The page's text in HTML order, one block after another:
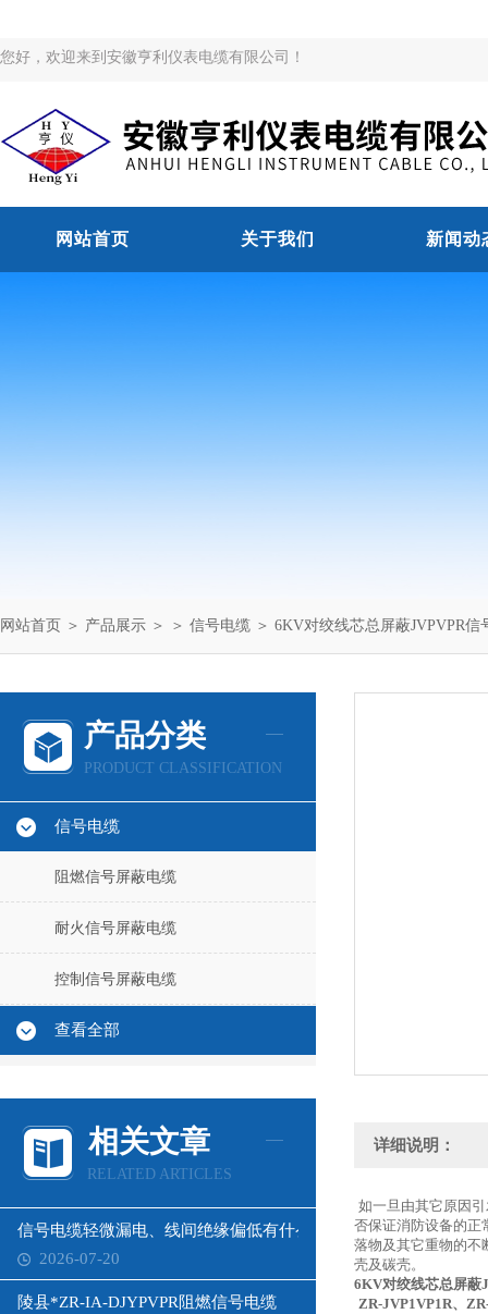
您好，欢迎来到安徽亨利仪表电缆有限公司！
网站首页 关于我们 新闻动
网站首页 ＞ 产品展示 ＞ ＞ 信号电缆 ＞ 6KV对绞线芯总屏蔽JVPVPR信
产品分类
PRODUCT CLASSIFICATION
信号电缆
阻燃信号屏蔽电缆
耐火信号屏蔽电缆
控制信号屏蔽电缆
查看全部
相关文章
RELATED ARTICLES
信号电缆轻微漏电、线间绝缘偏低有什么影响？
2026-07-20
陵县*ZR-IA-DJYPVPR阻燃信号电缆
详细说明：
如一旦由其它原因
否保证消防设备的正
落物及其它重物的不
壳及碳壳。
6KV对绞线芯总屏蔽
ZR-JVP1VP1R、